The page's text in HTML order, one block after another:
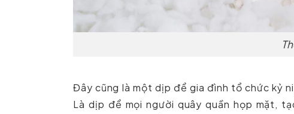
Đây cũng là một dịp để gia đình tổ chức kỷ
Là dịp để mọi người quây quần họp mặt,